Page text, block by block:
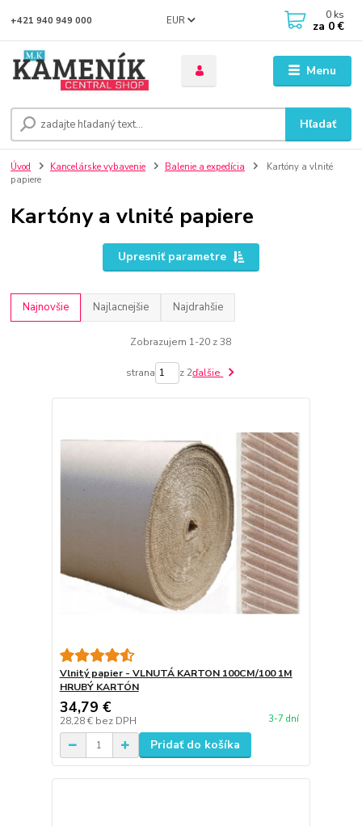
Menu
EUR
Hľadať
+421 940 949 000 0 ks
za 0 €
Úvod Kancelárske vybavenie Balenie a expedícia
Kartóny a vlnité
papiere
Kartóny a vlnité papiere
Upresniť parametre
Najnovšie Najlacnejšie Najdrahšie
Zobrazujem 1-20 z 38
strana z 2ďalšie
Vlnitý papier - VLNUTÁ KARTON 100CM/100 1M
HRUBÝ KARTÓN
34,79 €
28,28 € bez DPH 3-7 dní
Pridať do košíka